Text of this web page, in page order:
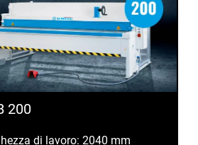
200
di lavoro: 2040 mm